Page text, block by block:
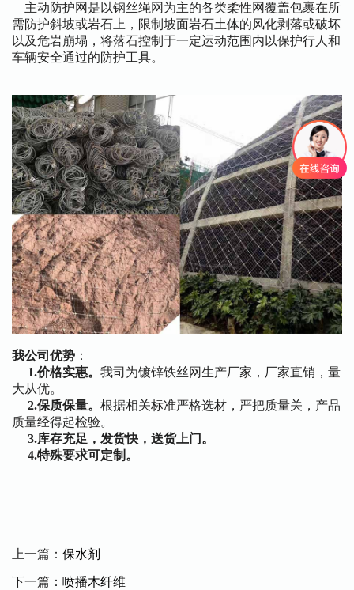
主动防护网是以钢丝绳网为主的各类柔性网覆盖包裹在所
需防护斜坡或岩石上，限制坡面岩石土体的风化剥落或破坏
以及危岩崩塌，将落石控制于一定运动范围内以保护行人和
车辆安全通过的防护工具。
我公司优势 ：
1.价格实惠。 我司为镀锌铁丝网生产厂家，厂家直销，量
大从优。
2.保质保量。 根据相关标准严格选材，严把质量关，产品
质量经得起检验。
3.库存充足，发货快，送货上门。
4.特殊要求可定制。
上一篇： 保水剂
下一篇： 喷播木纤维